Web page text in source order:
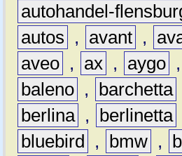
autohandel-
autos
, avant ,
aveo , ax , aygo ,
baleno , barchetta
berlina , berlinetta
bluebird
, bmw ,